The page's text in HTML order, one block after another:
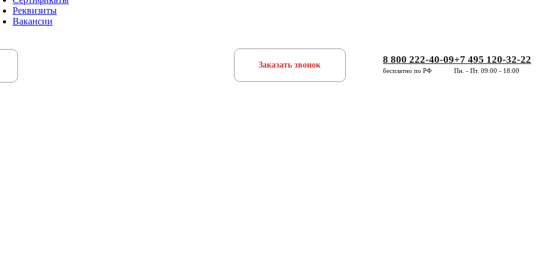
Реквизиты
Вакансии
Заказать звонок 8 800 222-40-09
бесплатно по РФ
+7 495 120-32-22
Пн. - Пт. 09:00 - 18:00